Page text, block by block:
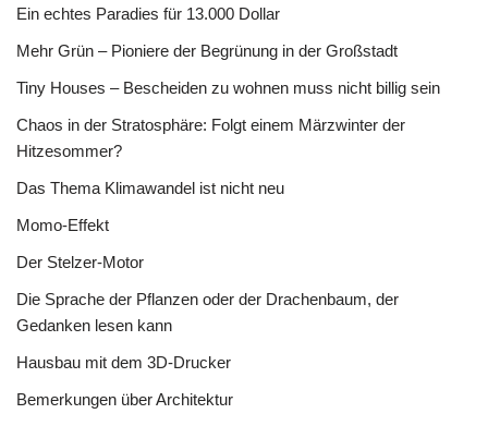
Ein echtes Paradies für 13.000 Dollar
Mehr Grün – Pioniere der Begrünung in der Großstadt
Tiny Houses – Bescheiden zu wohnen muss nicht billig sein
Chaos in der Stratosphäre: Folgt einem Märzwinter der
Hitzesommer?
Das Thema Klimawandel ist nicht neu
Momo-Effekt
Der Stelzer-Motor
Die Sprache der Pflanzen oder der Drachenbaum, der
Gedanken lesen kann
Hausbau mit dem 3D-Drucker
Bemerkungen über Architektur